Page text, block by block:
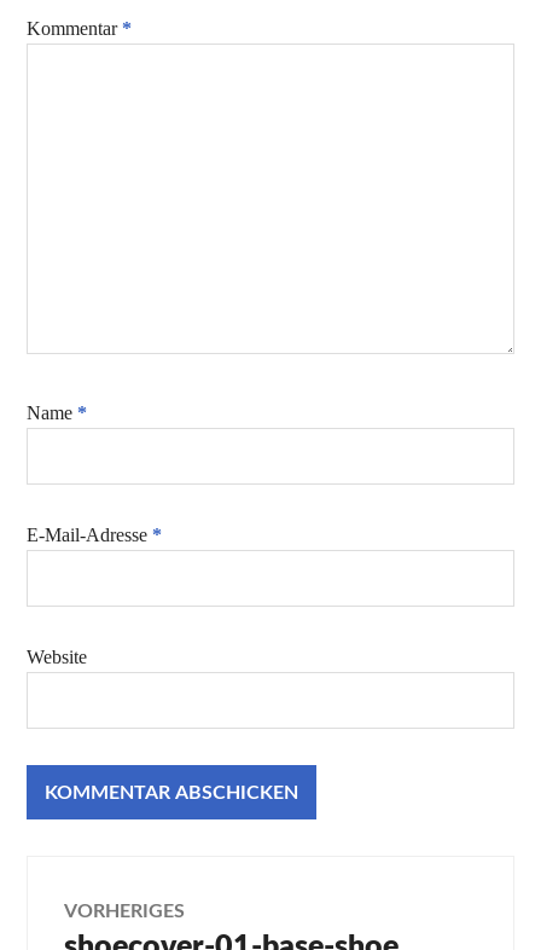
Kommentar *
Name *
E-Mail-Adresse *
Website
VORHERIGES
Vorheriger